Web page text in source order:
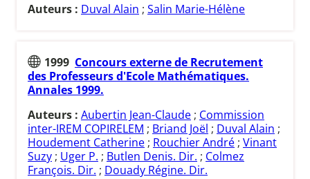
Auteurs : Duval Alain ; Salin Marie-Hélène
1999 Concours externe de Recrutement
des Professeurs d'Ecole Mathématiques.
Annales 1999.
Auteurs : Aubertin Jean-Claude; Commission
inter-IREM COPIRELEM ; Briand Joël ; Duval Alain ;
Houdement Catherine; Rouchier André; Vinant
Suzy; Uger P. ; Butlen Denis. Dir. ; Colmez
François. Dir. ; Douady Régine. Dir.